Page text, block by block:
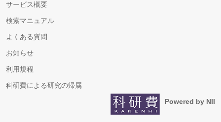
サービス概要
検索マニュアル
よくある質問
お知らせ
利用規程
科研費による研究の帰属
Powered by NII